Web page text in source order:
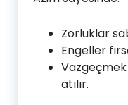
Zorluklar
Engeller
atılır.